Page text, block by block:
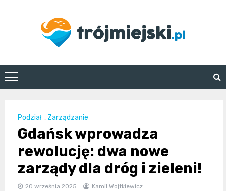
trojmiejski.pl
Podział , Zarządzanie
Gdańsk wprowadza
rewolucję: dwa nowe
zarządy dla dróg i zieleni!
20 września 2025 Kamil Wojtkiewicz